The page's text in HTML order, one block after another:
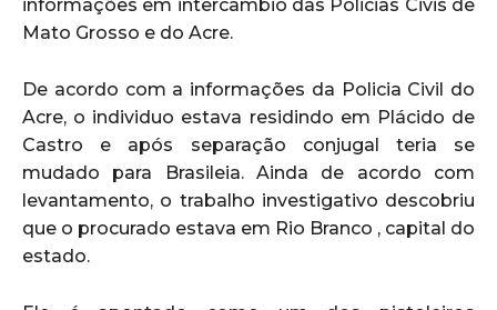
informações em intercambio das Policias Civis de
Mato Grosso e do Acre.
De acordo com a informações da Policia Civil do
Acre, o individuo estava residindo em Plácido de
Castro e após separação conjugal teria se
mudado para Brasileia. Ainda de acordo com
levantamento, o trabalho investigativo descobriu
que o procurado estava em Rio Branco , capital do
estado.